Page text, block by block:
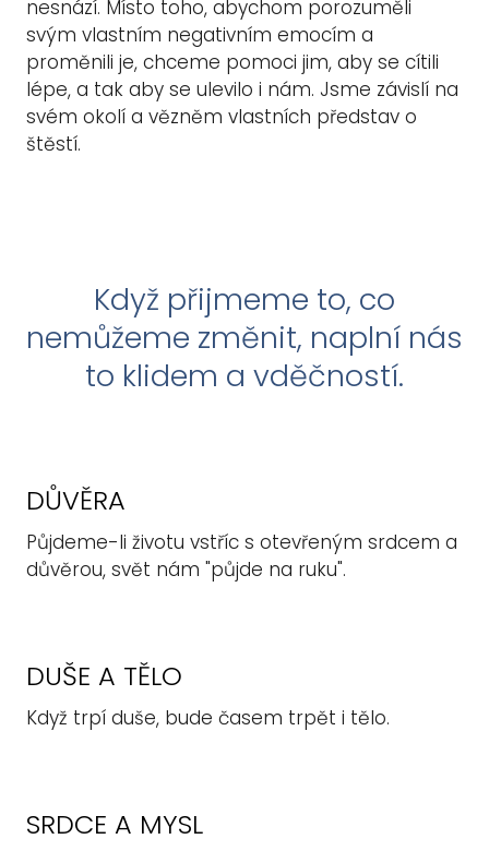
nesnází. Místo toho, abychom porozuměli
svým vlastním negativním emocím a
proměnili je, chceme pomoci jim, aby se cítili
lépe, a tak aby se ulevilo i nám. Jsme závislí na
svém okolí a vězněm vlastních představ o
štěstí.
Když přijmeme to, co
nemůžeme změnit, naplní nás
to klidem a vděčností.
DŮVĚRA
Půjdeme-li životu vstříc s otevřeným srdcem a
důvěrou, svět nám "půjde na ruku".
DUŠE A TĚLO
Když trpí duše, bude časem trpět i tělo.
SRDCE A MYSL